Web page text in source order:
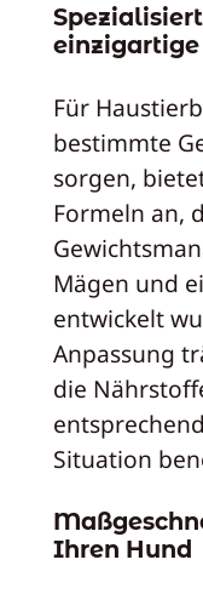
Für
bestimmte
sorgen,
Formeln an,
Mägen und
entwickelt
Anpassung
die
Situation
Ihren Hund